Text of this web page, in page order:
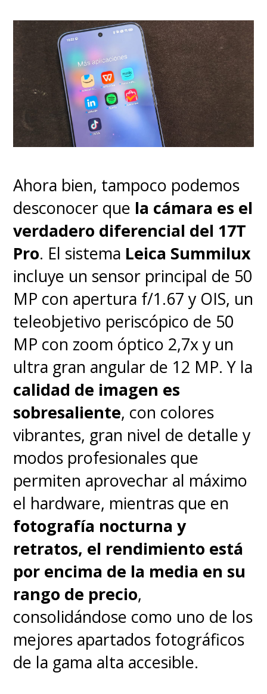
cine en casa y uso familiar.El
precio actual ronda entre los
320 mil y 360 mil pesos
chilenos.
Ahora bien, tampoco podemos
desconocer que la cámara es el
verdadero diferencial del 17T
Pro. El sistema Leica Summilux
incluye un sensor principal de 50
MP con apertura f/1.67 y OIS, un
teleobjetivo periscópico de 50
MP con zoom óptico 2,7x y un
ultra gran angular de 12 MP. Y la
calidad de imagen es
sobresaliente, con colores
vibrantes, gran nivel de detalle y
modos profesionales que
permiten aprovechar al máximo
el hardware, mientras que en
fotografía nocturna y
retratos, el rendimiento está
por encima de la media en su
rango de precio,
consolidándose como uno de los
mejores apartados fotográficos
de la gama alta accesible.